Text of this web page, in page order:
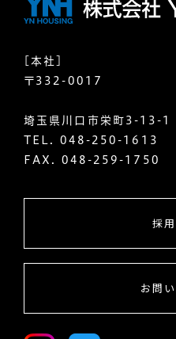
[本社]
〒332-0017
埼玉県川口市栄町3-13-1
TEL. 048-250-1613
FAX. 048-259-1750
採
お問